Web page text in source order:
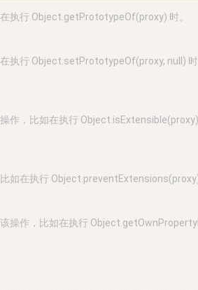
执行 Object.getPrototypeOf(proxy) 时。
执行 Object.setPrototypeOf(proxy, null) 时
作，比如在执行 Object.isExtensible(proxy)
如在执行 Object.preventExtensions(proxy)
操作，比如在执行